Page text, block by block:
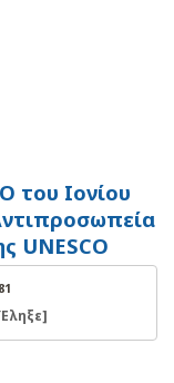
του Ιονίου
UNESCO